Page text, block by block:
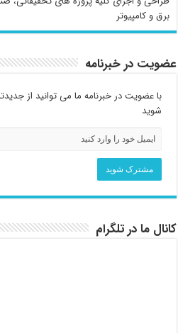
برق و کامپیوتر
عضویت در خبرنامه
با عضویت در خبرنامه ما می توانید از
شوید
کانال ما در تلگرام